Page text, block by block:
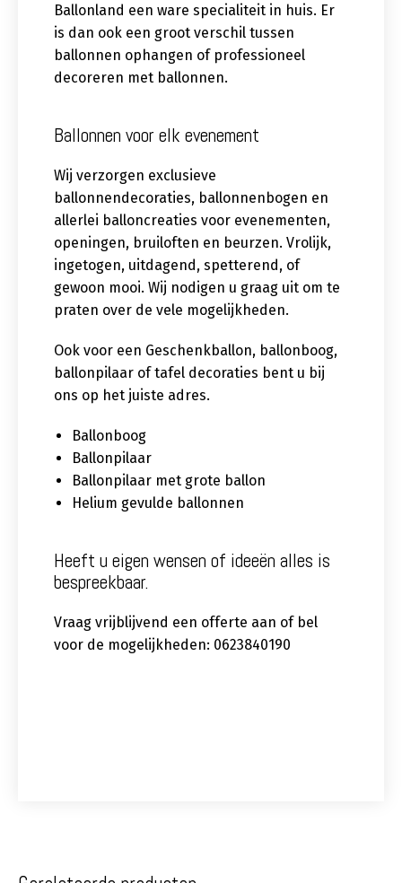
Ballonland een ware specialiteit in huis. Er
is dan ook een groot verschil tussen
ballonnen ophangen of professioneel
decoreren met ballonnen.
Ballonnen voor elk evenement
Wij verzorgen exclusieve
ballonnendecoraties, ballonnenbogen en
allerlei balloncreaties voor evenementen,
openingen, bruiloften en beurzen. Vrolijk,
ingetogen, uitdagend, spetterend, of
gewoon mooi. Wij nodigen u graag uit om te
praten over de vele mogelijkheden.
Ook voor een Geschenkballon, ballonboog,
ballonpilaar of tafel decoraties bent u bij
ons op het juiste adres.
Ballonboog
Ballonpilaar
Ballonpilaar met grote ballon
Helium gevulde ballonnen
Heeft u eigen wensen of ideeën alles is
bespreekbaar.
Vraag vrijblijvend een offerte aan of bel
voor de mogelijkheden: 0623840190